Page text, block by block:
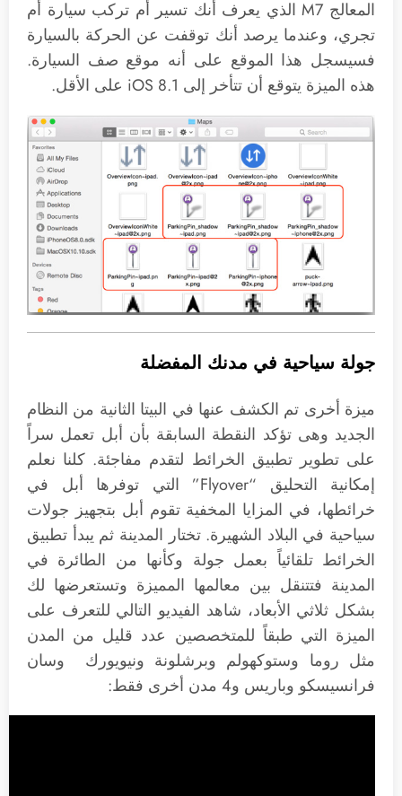
المعالج M7 الذي يعرف أنك تسير أم تركب سيارة أم
تجري، وعندما يرصد أنك توقفت عن الحركة بالسيارة
فسيسجل هذا الموقع على أنه موقع صف السيارة.
هذه الميزة يتوقع أن تتأخر إلى iOS 8.1 على الأقل.
جولة سياحية في مدنك المفضلة
ميزة أخرى تم الكشف عنها في البيتا الثانية من النظام
الجديد وهى تؤكد النقطة السابقة بأن أبل تعمل سراً
على تطوير تطبيق الخرائط لتقدم مفاجئة. كلنا نعلم
إمكانية التحليق “Flyover” التي توفرها أبل في
خرائطها، في المزايا المخفية تقوم أبل بتجهيز جولات
سياحية في البلاد الشهيرة. تختار المدينة ثم يبدأ تطبيق
الخرائط تلقائياً بعمل جولة وكأنها من الطائرة في
المدينة فتتنقل بين معالمها المميزة وتستعرضها لك
بشكل ثلاثي الأبعاد، شاهد الفيديو التالي للتعرف على
الميزة التي طبقاً للمتخصصين عدد قليل من المدن
مثل روما وستوكهولم وبرشلونة ونيويورك وسان
فرانسيسكو وباريس و4 مدن أخرى فقط: